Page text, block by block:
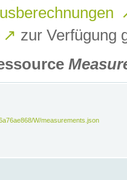
↗ zur Verfügung
W/measurements.json